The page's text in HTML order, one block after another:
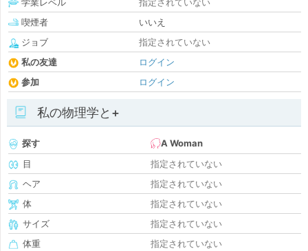
喫煙者
いいえ
ジョブ
指定されていない
私の友達
ログイン
参加
ログイン
私の物理学と+
探す
A Woman
目
指定されていない
ヘア
指定されていない
体
指定されていない
サイズ
指定されていない
体重
指定されていない